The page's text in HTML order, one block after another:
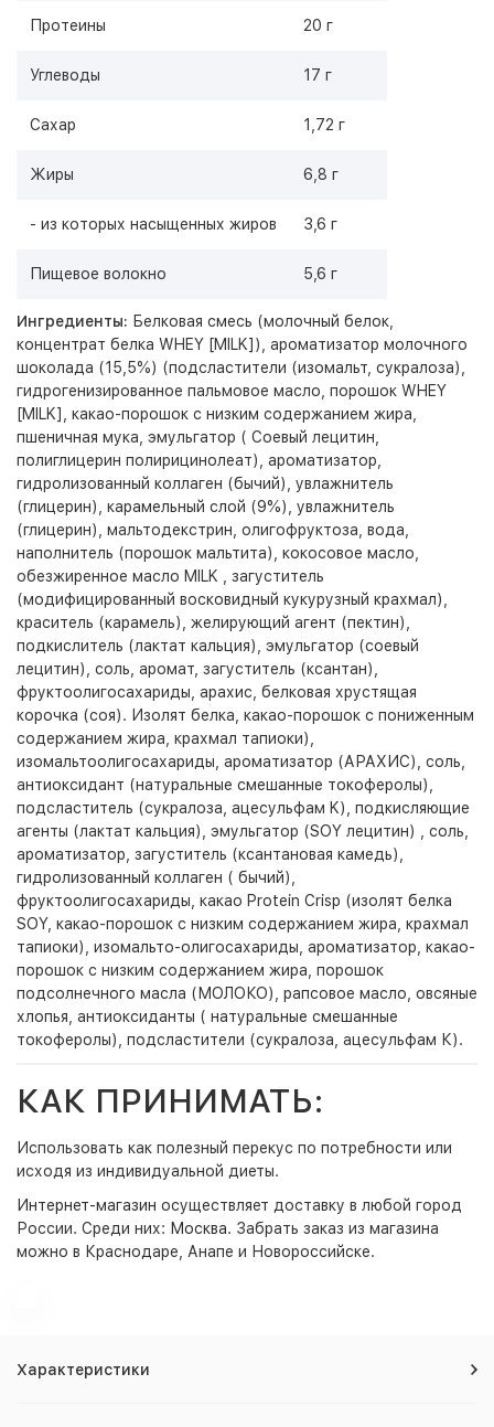
Протеины 20 г
Углеводы 17 г
Сахар 1,72 г
Жиры 6,8 г
- из которых насыщенных жиров 3,6 г
Пищевое волокно 5,6 г
Ингредиенты: Белковая смесь (молочный белок,
концентрат белка WHEY [MILK]), ароматизатор молочного
шоколада (15,5%) (подсластители (изомальт, сукралоза),
гидрогенизированное пальмовое масло, порошок WHEY
[MILK], какао-порошок с низким содержанием жира,
пшеничная мука, эмульгатор ( Соевый лецитин,
полиглицерин полирицинолеат), ароматизатор,
гидролизованный коллаген (бычий), увлажнитель
(глицерин), карамельный слой (9%), увлажнитель
(глицерин), мальтодекстрин, олигофруктоза, вода,
наполнитель (порошок мальтита), кокосовое масло,
обезжиренное масло MILK , загуститель
(модифицированный восковидный кукурузный крахмал),
краситель (карамель), желирующий агент (пектин),
подкислитель (лактат кальция), эмульгатор (соевый
лецитин), соль, аромат, загуститель (ксантан),
фруктоолигосахариды, арахис, белковая хрустящая
корочка (соя). Изолят белка, какао-порошок с пониженным
содержанием жира, крахмал тапиоки),
изомальтоолигосахариды, ароматизатор (АРАХИС), соль,
антиоксидант (натуральные смешанные токоферолы),
подсластитель (сукралоза, ацесульфам K), подкисляющие
агенты (лактат кальция), эмульгатор (SOY лецитин) , соль,
ароматизатор, загуститель (ксантановая камедь),
гидролизованный коллаген ( бычий),
фруктоолигосахариды, какао Protein Crisp (изолят белка
SOY, какао-порошок с низким содержанием жира, крахмал
тапиоки), изомальто-олигосахариды, ароматизатор, какао-
порошок с низким содержанием жира, порошок
подсолнечного масла (МОЛОКО), рапсовое масло, овсяные
хлопья, антиоксиданты ( натуральные смешанные
токоферолы), подсластители (сукралоза, ацесульфам К).
КАК ПРИНИМАТЬ:
Использовать как полезный перекус по потребности или
исходя из индивидуальной диеты.
Интернет-магазин осуществляет доставку в любой город
России. Среди них: Москва. Забрать заказ из магазина
можно в Краснодаре, Анапе и Новороссийске.
Характеристики